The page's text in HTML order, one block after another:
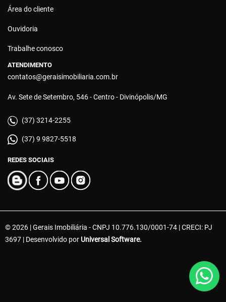
Área do cliente
Ouvidoria
Trabalhe conosco
ATENDIMENTO
contatos@geraisimobiliaria.com.br
Av. Sete de Setembro, 546 - Centro - Divinópolis/MG
(37) 3214-2255
(37) 9 9827-5518
REDES SOCIAIS
© 2026 | Gerais Imobiliária - CNPJ 10.776.130/0001-74 | CRECI: PJ
3697 | Desenvolvido por Universal Software.